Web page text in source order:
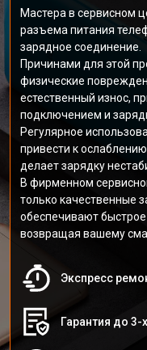
Мастера в сервисном
разъема питания
зарядное соединение.
Причинами для этой
физические
естественный износ,
подключением и
Регулярное
привести к
делает зарядку
В фирменном
только качественные
обеспечивают
возвращая вашему
Экспресс
Гарантия до 3-